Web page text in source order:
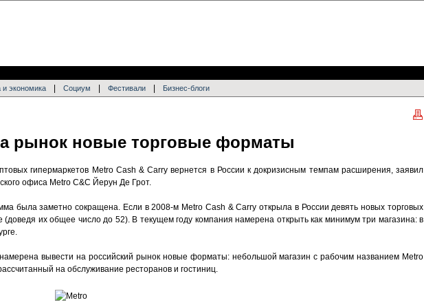
и экономика Социум Фестивали Бизнес-блоги
рынок новые торговые форматы
гипермаркетов Metro Cash & Carry вернется в России к докризисным темпам расширения, заявил
офиса Metro C&C Йерун Де Грот.
была заметно сокращена. Если в 2008-м Metro Cash & Carry открыла в России девять новых торговых
их общее число до 52). В текущем году компания намерена открыть как минимум три магазина: в
вывести на российский рынок новые форматы: небольшой магазин с рабочим названием Metro
на обслуживание ресторанов и гостиниц.